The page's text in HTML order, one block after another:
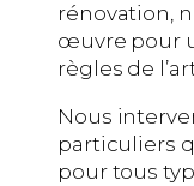
rénovation,
œuvre pour
règles de
Nous
particuliers
pour tous